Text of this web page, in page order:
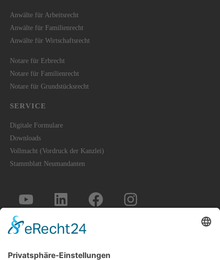
Anwälte für Arbeitsrecht
Anwälte für Familienrecht
Anwälte für Wirtschaftsrecht
Notare für Erbrecht
Notare für Familienrecht
Notare für Grundstücksrecht
SERVICE
Digitale Formulare
Downloads
Vollmacht (Vordruck der Kanzlei)
Stammblatt Neumandanten